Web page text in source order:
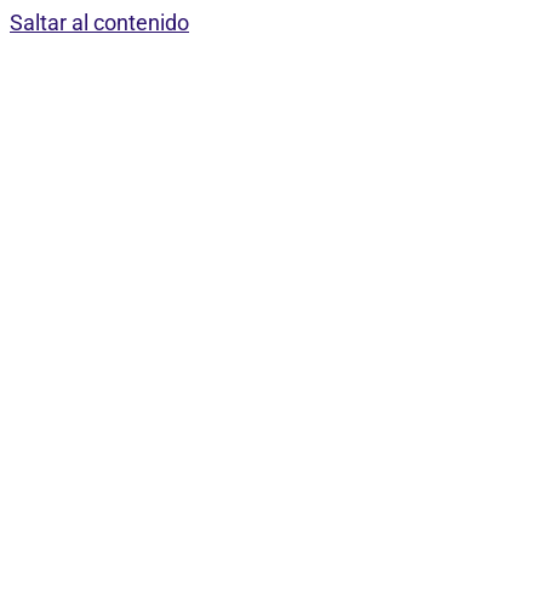
Saltar al contenido